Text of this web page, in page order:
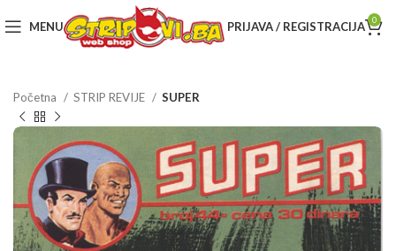
MENU PRIJAVA / REGISTRACIJA 0
Početna STRIP REVIJE SUPER